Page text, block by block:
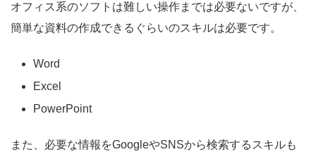
オフィス系のソフトは難しい操作までは必要ないですが、
簡単な資料の作成できるぐらいのスキルは必要です。
Word
Excel
PowerPoint
また、必要な情報をGoogleやSNSから検索するスキルも